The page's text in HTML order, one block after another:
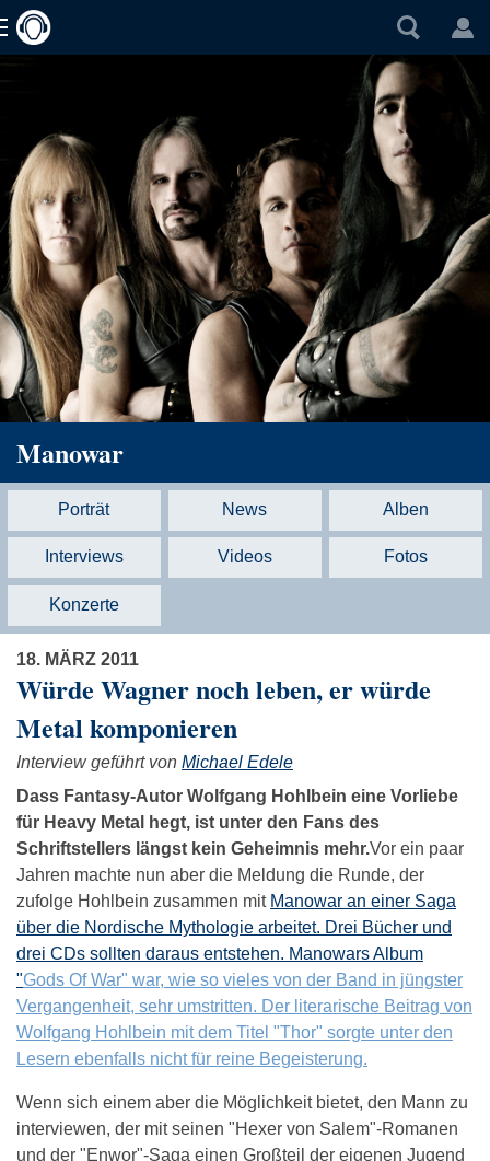
Manowar
Porträt News Alben
Interviews Videos Fotos
Konzerte
18. MÄRZ 2011
Würde Wagner noch leben, er würde
Metal komponieren
Interview geführt von Michael Edele
Dass Fantasy-Autor Wolfgang Hohlbein eine Vorliebe
für Heavy Metal hegt, ist unter den Fans des
Schriftstellers längst kein Geheimnis mehr.Vor ein paar
Jahren machte nun aber die Meldung die Runde, der
zufolge Hohlbein zusammen mit Manowar an einer Saga
über die Nordische Mythologie arbeitet. Drei Bücher und
drei CDs sollten daraus entstehen. Manowars Album
"Gods Of War" war, wie so vieles von der Band in jüngster
Vergangenheit, sehr umstritten. Der literarische Beitrag von
Wolfgang Hohlbein mit dem Titel "Thor" sorgte unter den
Lesern ebenfalls nicht für reine Begeisterung.
Wenn sich einem aber die Möglichkeit bietet, den Mann zu
interviewen, der mit seinen "Hexer von Salem"-Romanen
und der "Enwor"-Saga einen Großteil der eigenen Jugend